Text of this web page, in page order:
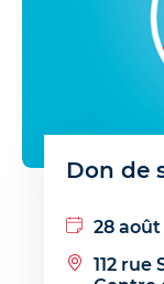
Don de
28 août
112 rue